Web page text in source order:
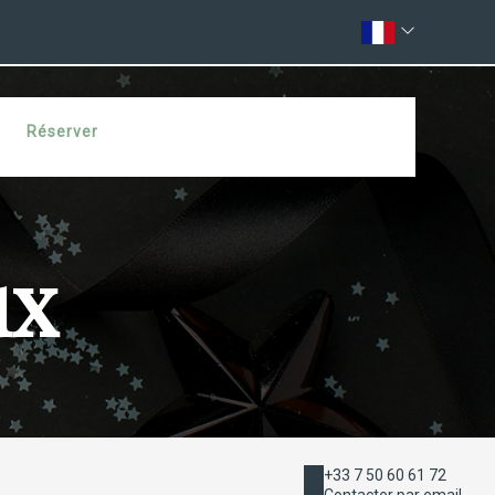
Réserver
+33 7 50 60 61 72